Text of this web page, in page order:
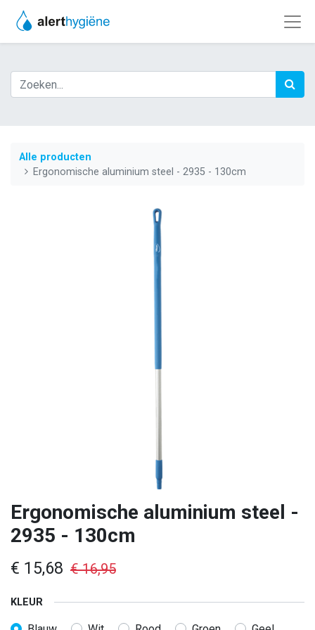
Alle producten
Ergonomische aluminium steel - 2935 - 130cm
Ergonomische aluminium steel -
2935 - 130cm
€ 15,68 €16,95
KLEUR